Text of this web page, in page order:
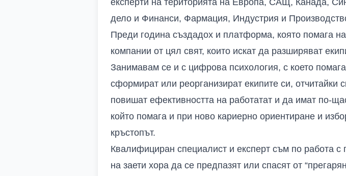
експерти на територията на Европа, САЩ, Канада,
дело и Финанси, Фармация, Индустрия и
Преди година създадох и платформа, която помага
компании от цял свят, които искат да разширяват
Занимавам се и с цифрова психология, с което
сформират или реорганизират екипите си, отчитайки
повишат ефективността на работатат и да имат по-
който помага и при ново кариерно ориентиране и
кръстопът.
Квалифициран специалист и експерт съм по работа
на заети хора да се предпазят или спасят от